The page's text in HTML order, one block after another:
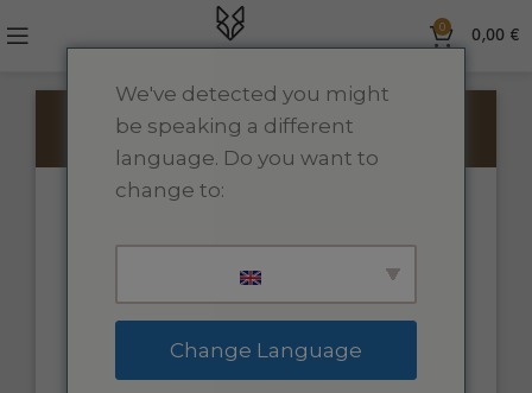
0 0,00 €
PRIDĖTI TEKSTĄ
We've detected you might
be speaking a different
language. Do you want to
change to:
Change Language